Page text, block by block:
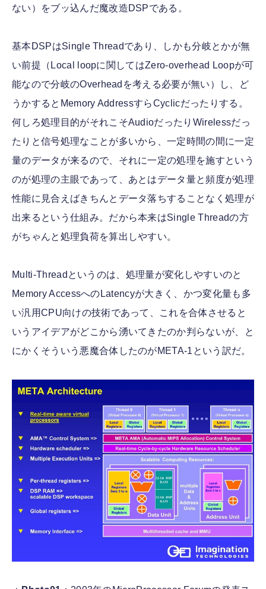
ない）をブッ込んだ魔改造DSPである。
基本DSPはSingle Threadであり、しかも分岐とかが無
い前提（Local loopに関してはZero-overhead Loopが可
能なので分岐のOverheadを考える必要が無い）し、ど
うかするとMemory AddressすらCyclicだったりする。
何しろ処理目的がそれこそAudioだったりWirelessだっ
たりと信号処理なことが多いから、一定時間の間に一定
量のデータが来るので、それに一定の処理を施すという
のが処理の主眼であって、あとはデータ量と頻度が処理
性能に見合えばきちんとデータ落ちすることなく処理が
出来るという仕組み。だから本来はSingle Threadの方
がちゃんと処理負荷を算出しやすい。
Multi-Threadというのは、処理量が変化しやすいのと
Memory AccessへのLatencyが大きく、かつ変化量も多
い汎用CPU向けの技術であって、これを合体させると
いうアイデアがどこから湧いてきたのか判らないが、と
にかくそういう悪魔合体したのがMETA-1という訳だ。